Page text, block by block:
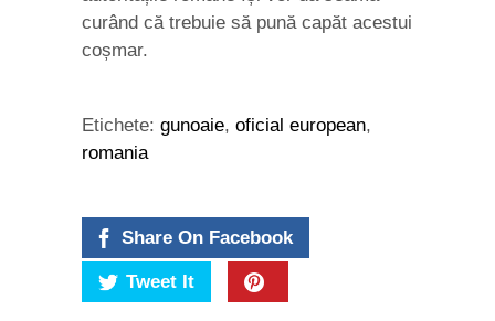
curând că trebuie să pună capăt acestui
coșmar.
Etichete: gunoaie, oficial european,
romania
Share On Facebook
Tweet It